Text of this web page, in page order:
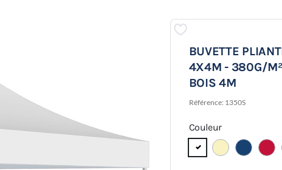
BUVETTE
4X4M - 380G/M²
BOIS 4M
Référence: 1350S
Couleur